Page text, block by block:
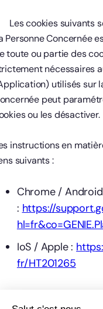
Les cookies suivants
Personne Concernée
toute ou partie des
nécessaires
utilisés sur
peut
ou les désactiver.
instructions en
suivants :
Chrome / Android
: https://
IoS / Apple :
fr/HT201265